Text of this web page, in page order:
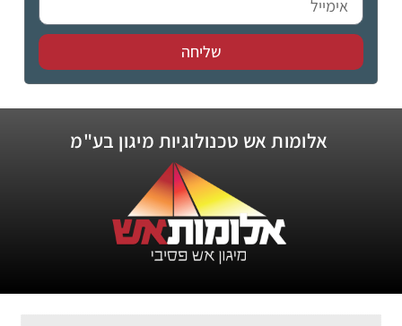
שליחה
אלומות אש טכנולוגיות מיגון בע"מ